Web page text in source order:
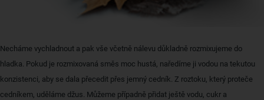
Necháme vychladnout a pak vše včetně nálevu důkladně rozmixujeme do
hladka. Pokud je rozmixovaná směs moc hustá, naředíme ji vodou na tekutou
konzistenci, aby se dala přecedit přes jemný cedník. Z roztoku, který proteče
cedníkem, uděláme džus. Můžeme případně přidat ještě vodu, cukr a